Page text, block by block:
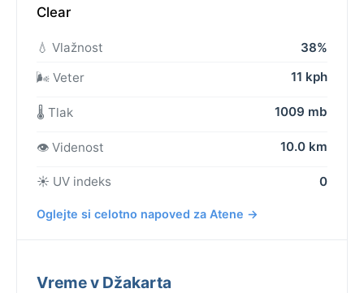
Clear
💧 Vlažnost
38%
🌬️ Veter
11 kph
🌡️ Tlak 1009 mb
👁️ Videnost 10.0 km
☀️ UV indeks 0
Oglejte si celotno napoved za Atene →
Vreme v Džakarta